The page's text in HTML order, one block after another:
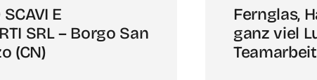
SCAVI E
SRL – Borgo San
(CN)
Fernglas,
ganz viel